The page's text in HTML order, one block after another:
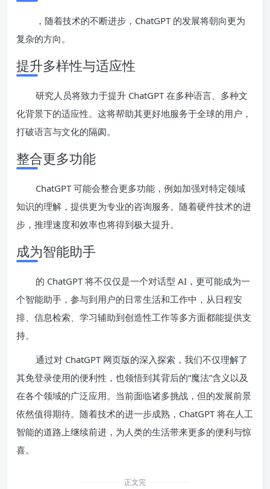
，随着技术的不断进步，ChatGPT 的发展将朝向更为
复杂的方向。
提升多样性与适应性
研究人员将致力于提升 ChatGPT 在多种语言、多种文
化背景下的适应性。这将帮助其更好地服务于全球的用户，
打破语言与文化的隔阂。
整合更多功能
ChatGPT 可能会整合更多功能，例如加强对特定领域
知识的理解，提供更为专业的咨询服务。随着硬件技术的进
步，推理速度和效率也将得到极大提升。
成为智能助手
的 ChatGPT 将不仅仅是一个对话型 AI，更可能成为一
个智能助手，参与到用户的日常生活和工作中，从日程安
排、信息检索、学习辅助到创造性工作等多方面都能提供支
持。
通过对 ChatGPT 网页版的深入探索，我们不仅理解了
其免登录使用的便利性，也领悟到其背后的“魔法”含义以及
在各个领域的广泛应用。当前面临诸多挑战，但的发展前景
依然值得期待。随着技术的进一步成熟，ChatGPT 将在人工
智能的道路上继续前进，为人类的生活带来更多的便利与惊
喜。
正文完